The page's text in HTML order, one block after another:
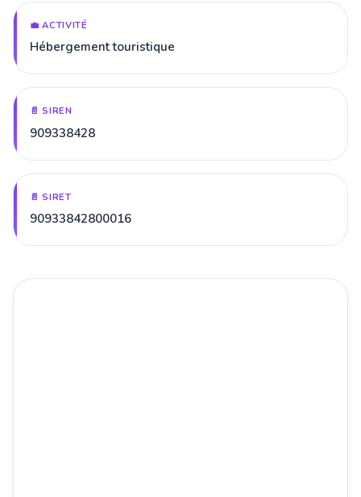
💼 ACTIVITÉ
Hébergement touristique
📄 SIREN
909338428
📄 SIRET
90933842800016